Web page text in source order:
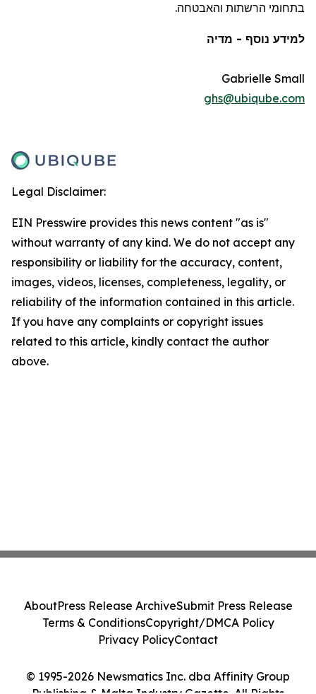
בתחומי הרשתות והאבטחה.
למידע נוסף - מדיה
Gabrielle Small
ghs@ubiqube.com
Legal Disclaimer:
EIN Presswire provides this news content "as is"
without warranty of any kind. We do not accept any
responsibility or liability for the accuracy, content,
images, videos, licenses, completeness, legality, or
reliability of the information contained in this article.
If you have any complaints or copyright issues
related to this article, kindly contact the author
above.
© 1995-2026 Newsmatics Inc. dba Affinity Group
AboutPress Release ArchiveSubmit Press Release
Terms & ConditionsCopyright/DMCA Policy
Privacy PolicyContact